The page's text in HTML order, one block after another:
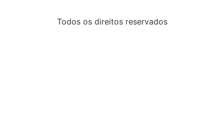
Todos os direitos reservados